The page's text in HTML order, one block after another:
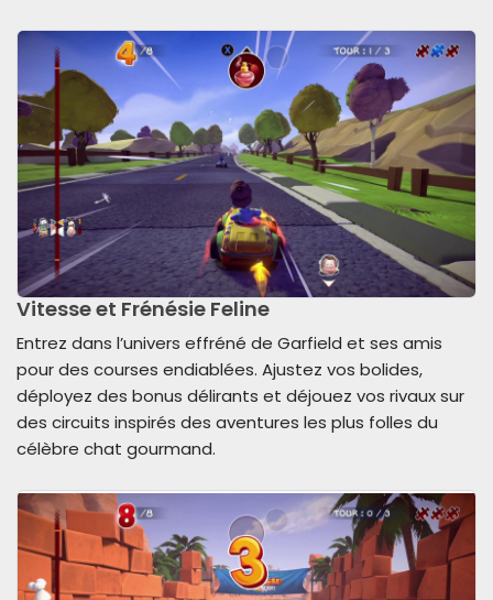
Vitesse et Frénésie Feline
Entrez dans l’univers effréné de Garfield et ses amis
pour des courses endiablées. Ajustez vos bolides,
déployez des bonus délirants et déjouez vos rivaux sur
des circuits inspirés des aventures les plus folles du
célèbre chat gourmand.